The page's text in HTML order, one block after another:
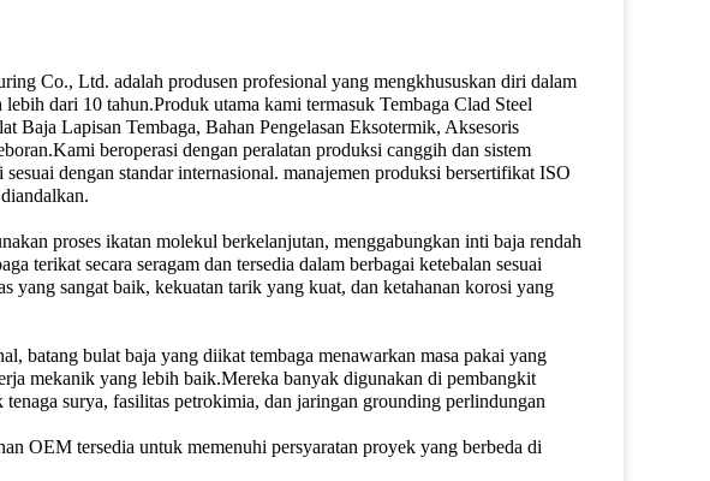
Co., Ltd. adalah produsen profesional yang mengkhususkan diri dalam
dari 10 tahun.Produk utama kami termasuk Tembaga Clad Steel
Baja Lapisan Tembaga, Bahan Pengelasan Eksotermik, Aksesoris
beroperasi dengan peralatan produksi canggih dan sistem
dengan standar internasional. manajemen produksi bersertifikat ISO
proses ikatan molekul berkelanjutan, menggabungkan inti baja rendah
terikat secara seragam dan tersedia dalam berbagai ketebalan sesuai
yang sangat baik, kekuatan tarik yang kuat, dan ketahanan korosi yang
batang bulat baja yang diikat tembaga menawarkan masa pakai yang
mekanik yang lebih baik.Mereka banyak digunakan di pembangkit
surya, fasilitas petrokimia, dan jaringan grounding perlindungan
OEM tersedia untuk memenuhi persyaratan proyek yang berbeda di